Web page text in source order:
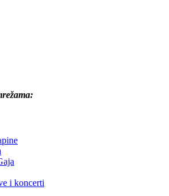
i koncerti